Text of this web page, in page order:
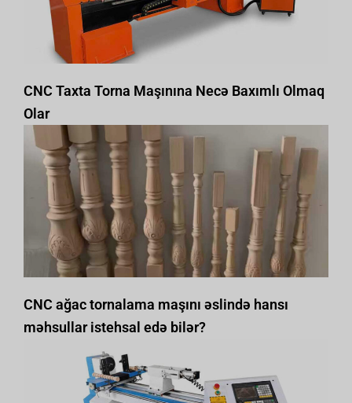
CNC Taxta Torna Maşınına Necə Baxımlı Olmaq
Olar
CNC ağac tornalama maşını əslində hansı
məhsullar istehsal edə bilər?